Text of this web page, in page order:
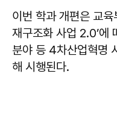
이번 학과 개편은 교
재구조화 사업 2.0’에
분야 등 4차산업혁명
해 시행된다.